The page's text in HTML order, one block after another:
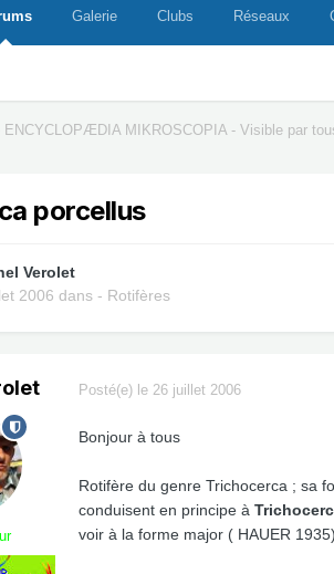
Galerie Clubs Réseaux
ENCYCLOPÆDIA MIKROSCOPIA - Visible par
porcellus
Verolet
2006 dans - Rotifères
Posté(e) le 26 juillet 2006
Bonjour à tous
Rotifère du genre Trichocerca ; sa
conduisent en principe à
voir à la forme major ( HAUER